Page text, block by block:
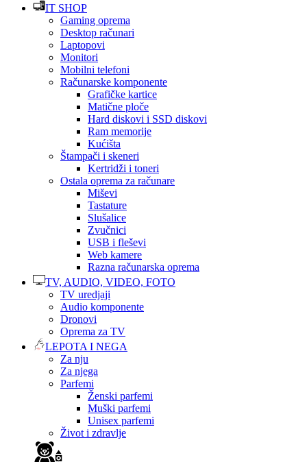
IT SHOP
Gaming oprema
Desktop računari
Laptopovi
Monitori
Mobilni telefoni
Računarske komponente
Grafičke kartice
Matične ploče
Hard diskovi i SSD diskovi
Ram memorije
Kućišta
Štampači i skeneri
Kertridži i toneri
Ostala oprema za računare
Miševi
Tastature
Slušalice
Zvučnici
USB i fleševi
Web kamere
Razna računarska oprema
TV, AUDIO, VIDEO, FOTO
TV uredjaji
Audio komponente
Dronovi
Oprema za TV
LEPOTA I NEGA
Za nju
Za njega
Parfemi
Ženski parfemi
Muški parfemi
Unisex parfemi
Život i zdravlje